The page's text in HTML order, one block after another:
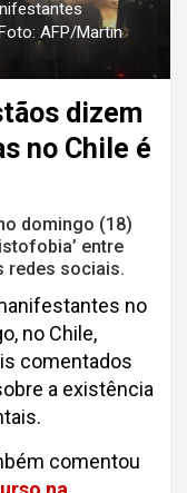
AFP/Martin
dizem
no Chile é
domingo (18)
entre
redes sociais.
no
no Chile,
comentados
a existência
comentou